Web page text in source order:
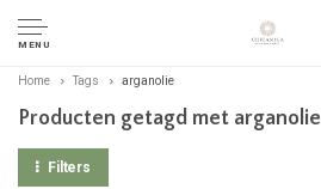
MENU
Home Tags arganolie
Producten getagd met arganolie
Filters